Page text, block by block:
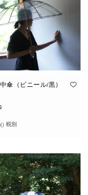
傘（ビニール/黒）
税別